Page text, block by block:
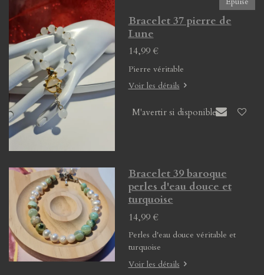
Bracelet 37 pierre de
Lune
14,99 €
Pierre véritable
Voir les détails
M'avertir si disponible
Bracelet 39 baroque
perles d'eau douce et
turquoise
14,99 €
Perles d'eau douce véritable et
turquoise
Voir les détails